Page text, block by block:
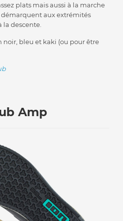
plats mais aussi à la marche
démarquent aux extrémités
la descente.
noir, bleu et kaki (ou pour être
Amp